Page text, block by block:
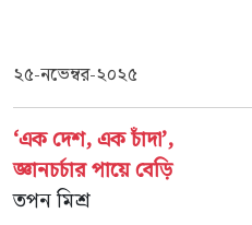
২৫-নভেম্বর-২০২৫
‘এক দেশ, এক চাঁদা’,
জ্ঞানচর্চার পায়ে বেড়ি
তপন মিশ্র